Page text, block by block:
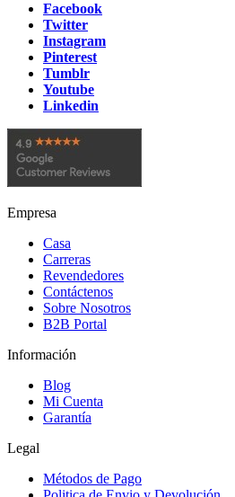
Facebook
Twitter
Instagram
Pinterest
Tumblr
Youtube
Linkedin
Empresa
Casa
Carreras
Revendedores
Contáctenos
Sobre Nosotros
B2B Portal
Información
Blog
Mi Cuenta
Garantía
Legal
Métodos de Pago